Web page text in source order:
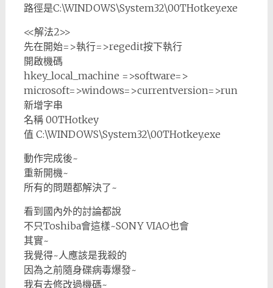
路徑是C:\WINDOWS\System32\00THotkey.exe
<<解法2>>
先在開始=>執行=>regedit按下執行
開啟機碼
hkey_local_machine =>software=>
microsoft=>windows=>currentversion=>run
新增字串
名稱 00THotkey
值 C:\WINDOWS\System32\00THotkey.exe
動作完成後~
重新開機~
所有的問題都解決了~
看到國內外的討論都說
不只Toshiba會這樣~SONY VIAO也會
其實~
我覺得~人應該是我殺的
因為之前隨身碟病毒爆發~
我有去修改過機碼~